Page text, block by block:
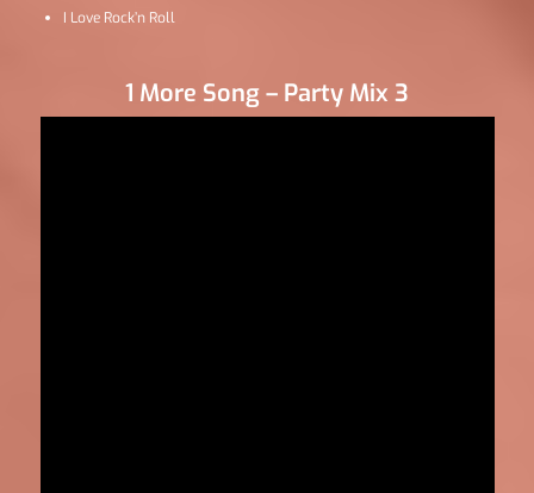
I Love Rock’n Roll
1 More Song – Party Mix 3